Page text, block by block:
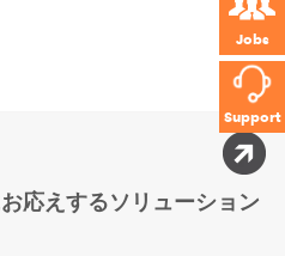
Jobs
Support
応えするソリューション